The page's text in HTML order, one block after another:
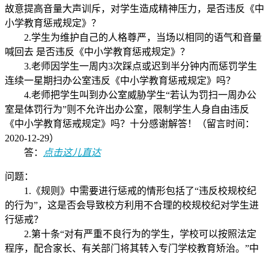
故意提高音量大声训斥，对学生造成精神压力，是否违反《中
小学教育惩戒规定》？
2.学生为维护自己的人格尊严，当场以相同的语气和音量
喊回去 是否违反《中小学教育惩戒规定》？
3.老师因学生一周内3次踩点或迟到半分钟内而惩罚学生
连续一星期扫办公室违反《中小学教育惩戒规定》吗？
4.老师把学生叫到办公室威胁学生“若认为罚扫一周办公
室是体罚行为”则不允许出办公室，限制学生人身自由违反
《中小学教育惩戒规定》吗？十分感谢解答！（留言时间：
2020-12-29）
答：
点击这儿直达
问题：
1.《规则》中需要进行惩戒的情形包括了“违反校规校纪
的行为”，这是否会导致校方利用不合理的校规校纪对学生进
行惩戒？
2.第十条“对有严重不良行为的学生，学校可以按照法定
程序，配合家长、有关部门将其转入专门学校教育矫治。”中